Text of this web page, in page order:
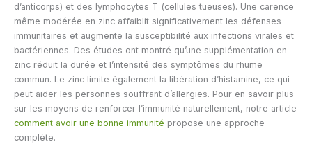
d’anticorps) et des lymphocytes T (cellules tueuses). Une carence
même modérée en zinc affaiblit significativement les défenses
immunitaires et augmente la susceptibilité aux infections virales et
bactériennes. Des études ont montré qu’une supplémentation en
zinc réduit la durée et l’intensité des symptômes du rhume
commun. Le zinc limite également la libération d’histamine, ce qui
peut aider les personnes souffrant d’allergies. Pour en savoir plus
sur les moyens de renforcer l’immunité naturellement, notre article
comment avoir une bonne immunité propose une approche
complète.